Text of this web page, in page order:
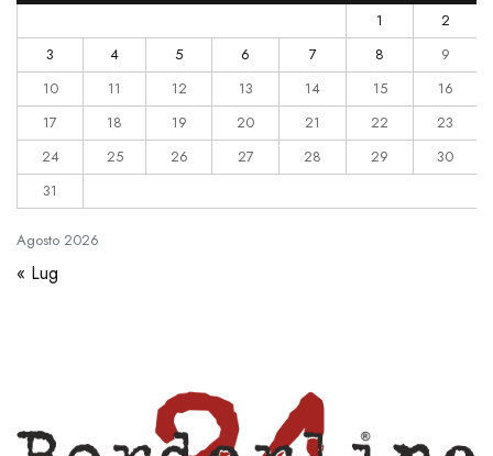
Agosto 2026
1
2
3
4 5 6 7 8
9
10
11 12 13 14 15
16
17
18 19 20 21 22
23
24
25 26 27 28 29
30
31
« Lug